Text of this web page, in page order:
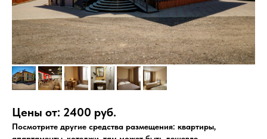
Цены от: 2400 руб.
Посмотрите другие средства размещения: квартиры,